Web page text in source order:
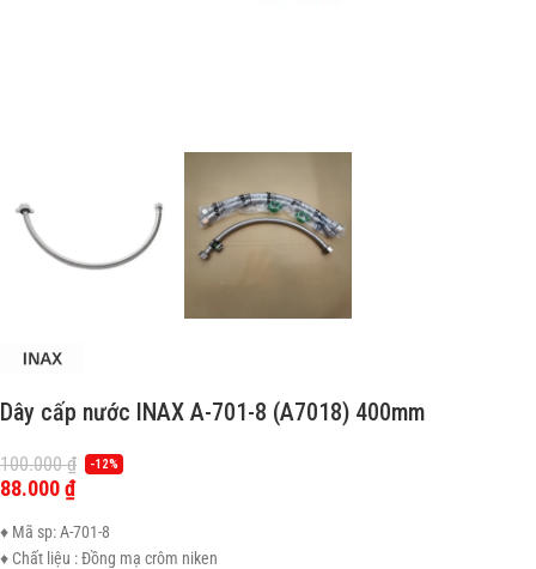
Dây cấp nước INAX A-701-8 (A7018) 400mm
100.000₫ -12%
88.000₫
♦ Mã sp: A-701-8
♦ Chất liệu : Đồng mạ crôm niken